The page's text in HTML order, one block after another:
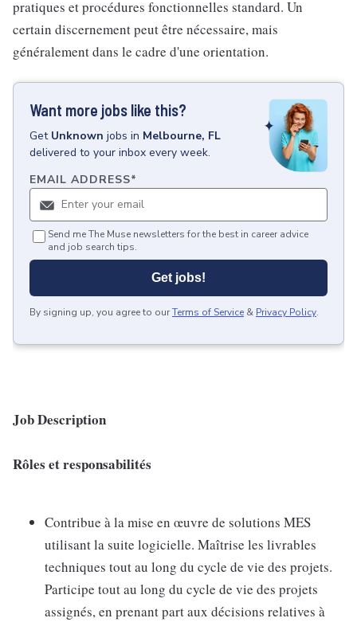
pratiques et procédures fonctionnelles standard. Un
certain discernement peut être nécessaire, mais
généralement dans le cadre d'une orientation.
Want more jobs like this?
Get Unknown jobs in Melbourne, FL
delivered to your inbox every week.
EMAIL ADDRESS*
Send me The Muse newsletters for the best in career advice
and job search tips.
Get jobs!
By signing up, you agree to ourTerms of Service & Privacy Policy.
Job Description
Rôles et responsabilités
Contribue à la mise en œuvre de solutions MES
utilisant la suite logicielle. Maîtrise les livrables
techniques tout au long du cycle de vie des projets.
Participe tout au long du cycle de vie des projets
assignés, en prenant part aux décisions relatives à